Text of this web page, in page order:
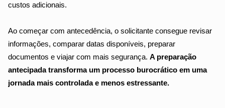
custos adicionais.
Ao começar com antecedência, o solicitante consegue revisar
informações, comparar datas disponíveis, preparar
documentos e viajar com mais segurança. A preparação
antecipada transforma um processo burocrático em uma
jornada mais controlada e menos estressante.